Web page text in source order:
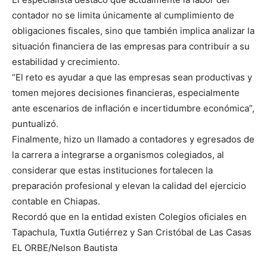
contador no se limita únicamente al cumplimiento de
obligaciones fiscales, sino que también implica analizar la
situación financiera de las empresas para contribuir a su
estabilidad y crecimiento.
“El reto es ayudar a que las empresas sean productivas y
tomen mejores decisiones financieras, especialmente
ante escenarios de inflación e incertidumbre económica”,
puntualizó.
Finalmente, hizo un llamado a contadores y egresados de
la carrera a integrarse a organismos colegiados, al
considerar que estas instituciones fortalecen la
preparación profesional y elevan la calidad del ejercicio
contable en Chiapas.
Recordó que en la entidad existen Colegios oficiales en
Tapachula, Tuxtla Gutiérrez y San Cristóbal de Las Casas
EL ORBE/Nelson Bautista